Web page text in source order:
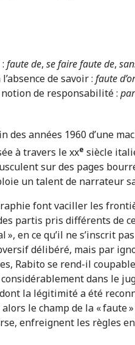
faute de, se faire faute de,
de savoir : faute
de responsabilité :
des années 1960 d’une
à travers le xxe siècle
sur des pages
un talent de narrateur
font vaciller les
partis pris différents de
en ce qu’il ne s’inscrit
délibéré, mais par
Rabito se rend-il
dans le
la légitimité a été
le champ de la « faute
enfreignent les règles